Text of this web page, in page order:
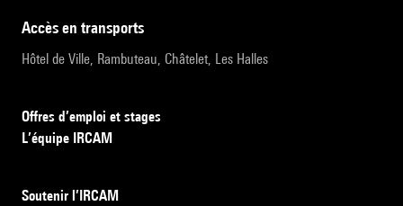
accès en transports
Hôtel de Ville, Rambuteau, Châtelet, Les Halles
Offres d’emploi et stages
L’équipe IRCAM
Soutenir l’IRCAM